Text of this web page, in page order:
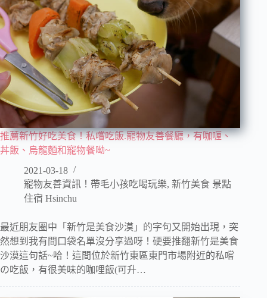
推薦新竹好吃美食！私嚐吃飯.寵物友善餐廳，有咖喱、
丼飯、烏龍麵和寵物餐呦~
2021-03-18
寵物友善資訊！帶毛小孩吃喝玩樂, 新竹美食 景點
住宿 Hsinchu
最近朋友圈中「新竹是美食沙漠」的字句又開始出現，突
然想到我有間口袋名單沒分享過呀！硬要推翻新竹是美食
沙漠這句話~哈！這間位於新竹東區東門市場附近的私嚐
の吃飯，有很美味的咖哩飯(可升…